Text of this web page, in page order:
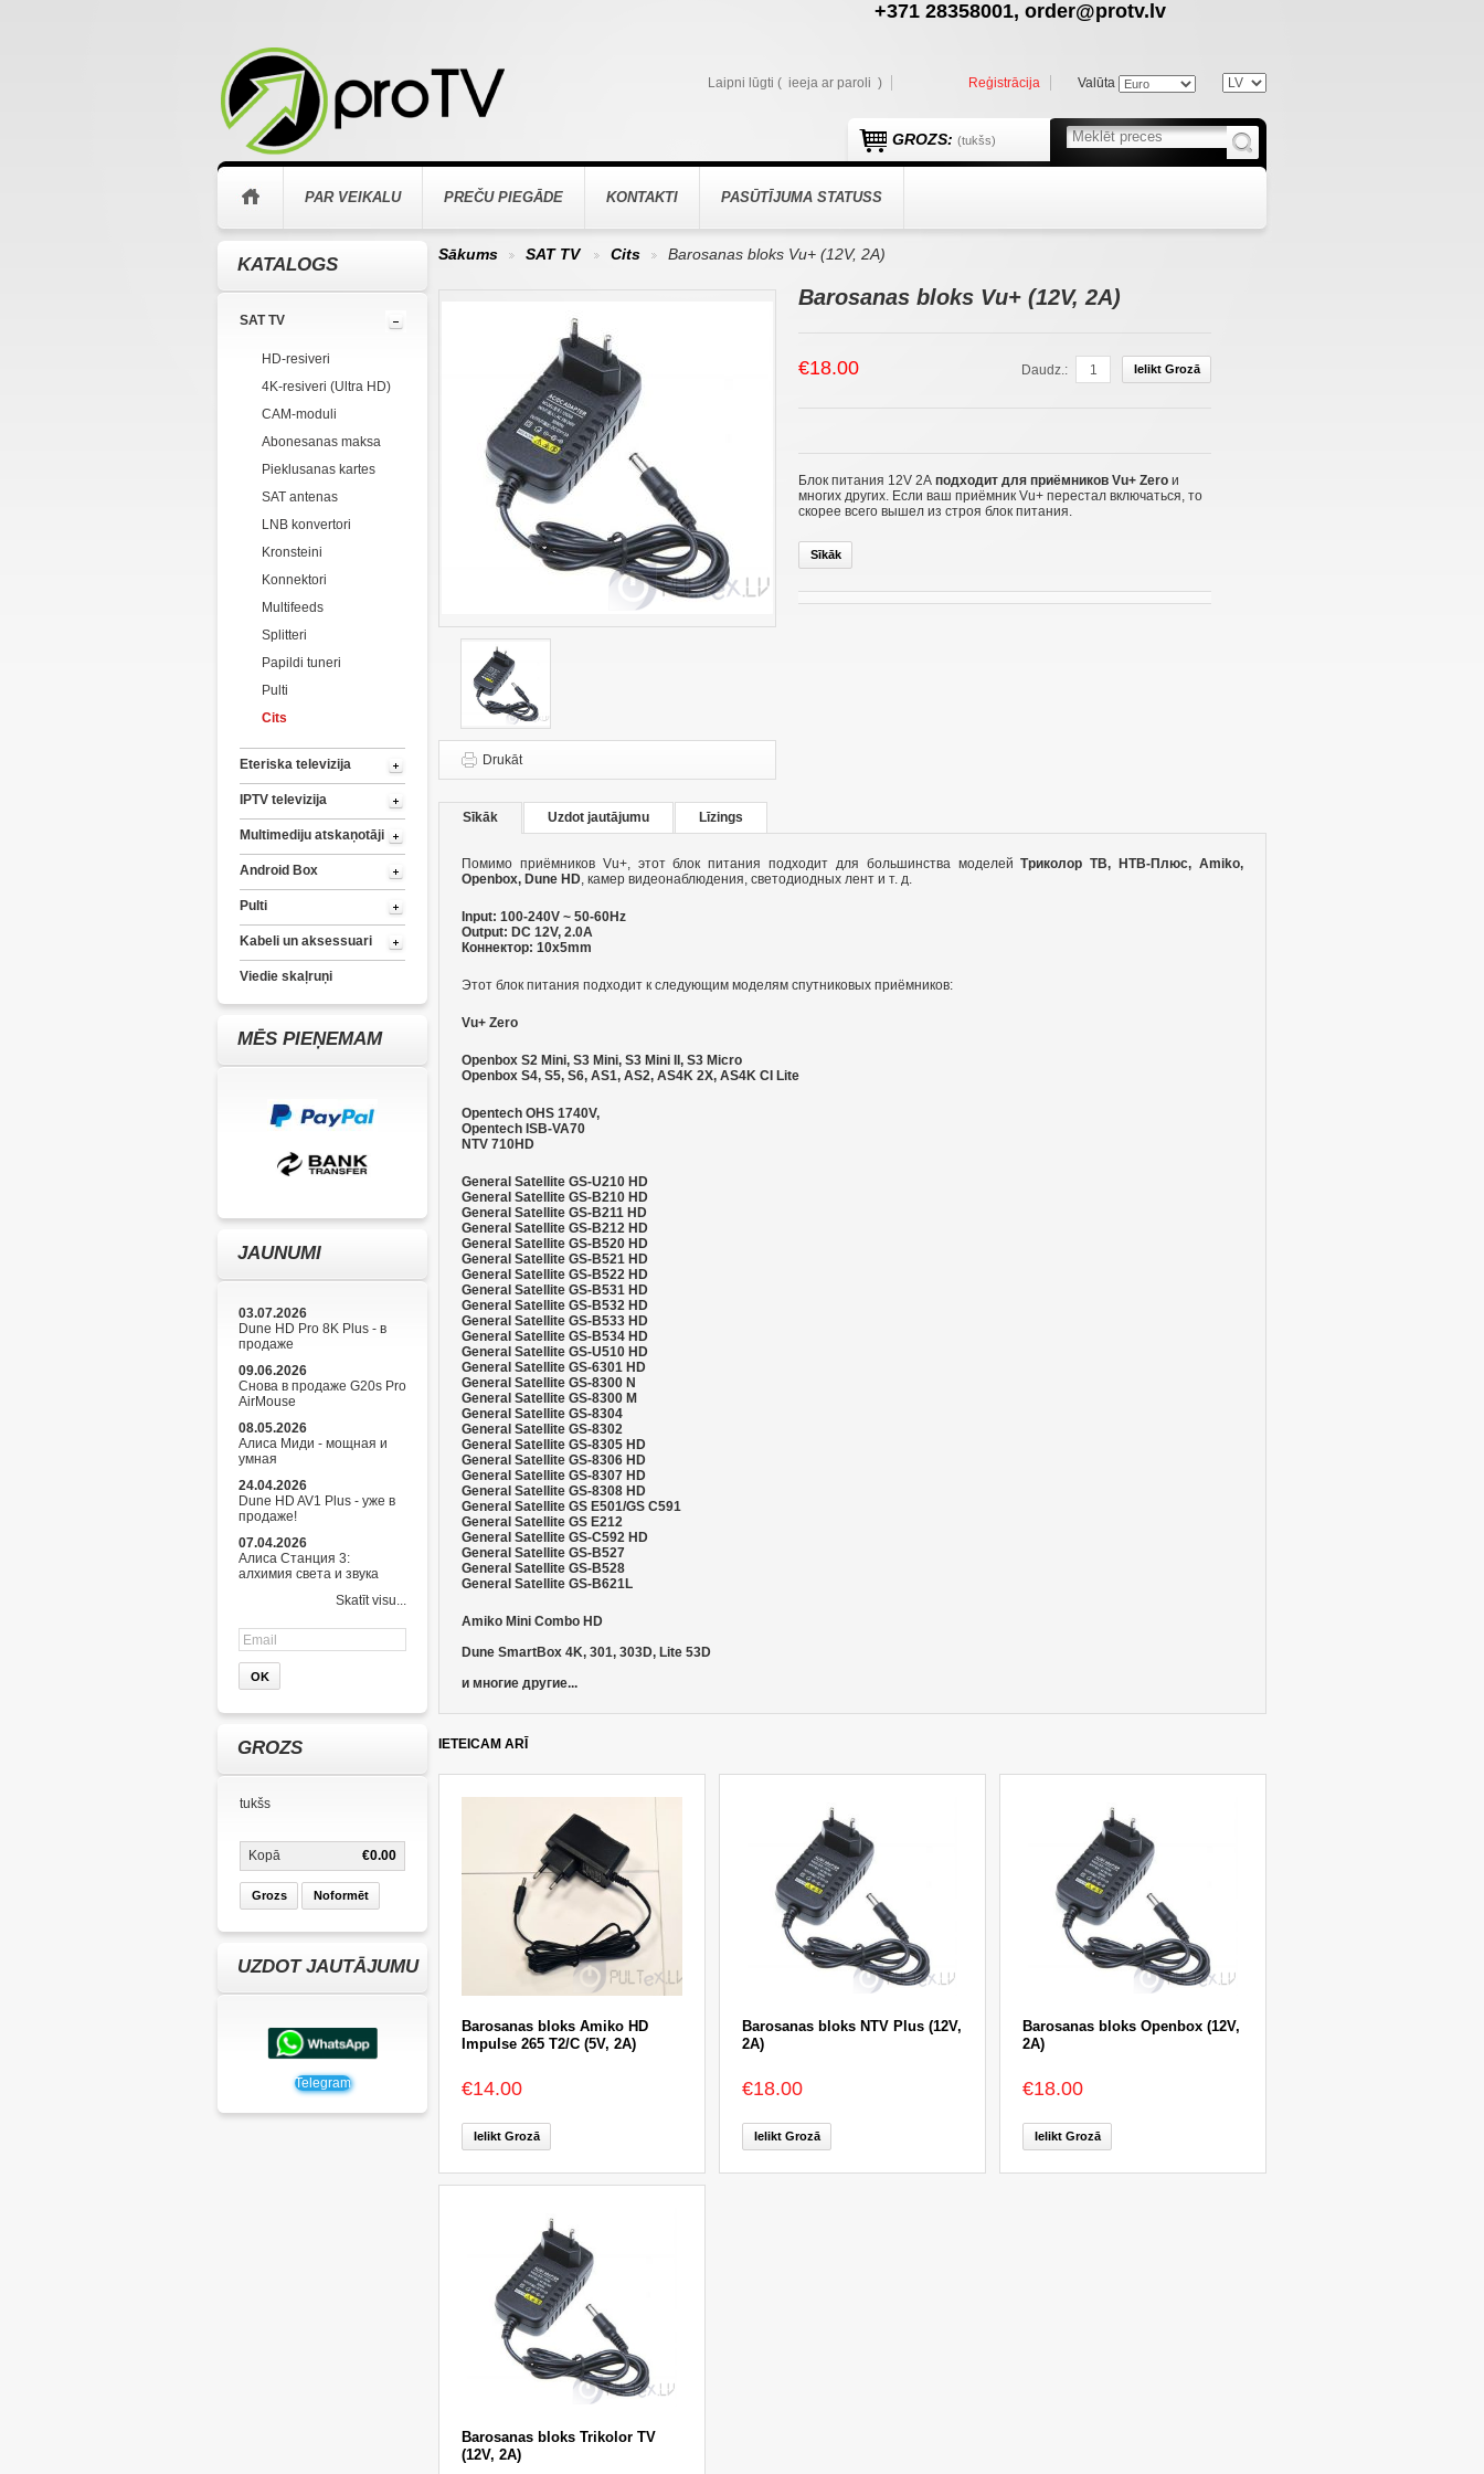
+371 28358001, order@protv.lv
Valūta
PAR VEIKALU PREČU PIEGĀDE KONTAKTI PASŪTĪJUMA STATUSS
GROZS: (tukšs)
Reģistrācija
Laipni lūgti ( ieeja ar paroli )
KATALOGS
SAT TV
HD-resiveri
4K-resiveri (Ultra HD)
CAM-moduli
Abonesanas maksa
Pieklusanas kartes
SAT antenas
LNB konvertori
Kronsteini
Konnektori
Multifeeds
Splitteri
Papildi tuneri
Pulti
Cits
Eteriska televizija
IPTV televizija
Multimediju atskaņotāji
Android Box
Pulti
Kabeli un aksessuari
Viedie skaļruņi
MĒS PIEŅEMAM
JAUNUMI
03.07.2026
Dune HD Pro 8K Plus - в
продаже
09.06.2026
Снова в продаже G20s Pro
AirMouse
08.05.2026
Алиса Миди - мощная и
умная
24.04.2026
Dune HD AV1 Plus - уже в
продаже!
07.04.2026
Алиса Станция 3:
алхимия света и звука
Skatīt visu...
GROZS
tukšs
€0.00
Kopā
Grozs Noformēt
UZDOT JAUTĀJUMU
Telegram
Sākums
SAT TV
Cits
Barosanas bloks Vu+ (12V, 2A)
Drukāt
Barosanas bloks Vu+ (12V, 2A)
€18.00 Ielikt Grozā
Daudz.:
Блок питания 12V 2А подходит для приёмников Vu+ Zero и
многих других. Если ваш приёмник Vu+ перестал включаться, то
скорее всего вышел из строя блок питания.
Sīkāk
Sīkāk Uzdot jautājumu Līzings
Помимо приёмников Vu+, этот блок питания подходит для большинства моделейТриколор ТВ, НТВ-Плюс, Amiko,
Openbox, Dune HD, камер видеонаблюдения, светодиодных лент и т. д.
Input: 100-240V ~ 50-60Hz
Output: DC 12V, 2.0A
Коннектор: 10x5mm
Этот блок питания подходит к следующим моделям спутниковых приёмников:
Vu+ Zero
Openbox S2 Mini, S3 Mini, S3 Mini II, S3 Micro
Openbox S4, S5, S6, AS1, AS2, AS4K 2X, AS4K CI Lite
Opentech OHS 1740V,
Opentech ISB-VA70
NTV 710HD
General Satellite GS-U210 HD
General Satellite GS-B210 HD
General Satellite GS-B211 HD
General Satellite GS-B212 HD
General Satellite GS-B520 HD
General Satellite GS-B521 HD
General Satellite GS-B522 HD
General Satellite GS-B531 HD
General Satellite GS-B532 HD
General Satellite GS-B533 HD
General Satellite GS-B534 HD
General Satellite GS-U510 HD
General Satellite GS-6301 HD
General Satellite GS-8300 N
General Satellite GS-8300 M
General Satellite GS-8304
General Satellite GS-8302
General Satellite GS-8305 HD
General Satellite GS-8306 HD
General Satellite GS-8307 HD
General Satellite GS-8308 HD
General Satellite GS E501/GS C591
General Satellite GS E212
General Satellite GS-C592 HD
General Satellite GS-B527
General Satellite GS-B528
General Satellite GS-B621L
Amiko Mini Combo HD
Dune SmartBox 4K, 301, 303D, Lite 53D
и многие другие...
IETEICAM ARĪ
Barosanas bloks Amiko HD
Impulse 265 T2/C (5V, 2A)
€14.00
Ielikt Grozā
Barosanas bloks NTV Plus (12V,
2A)
€18.00
Ielikt Grozā
Barosanas bloks Openbox (12V,
2A)
€18.00
Ielikt Grozā
Barosanas bloks Trikolor TV
(12V, 2A)